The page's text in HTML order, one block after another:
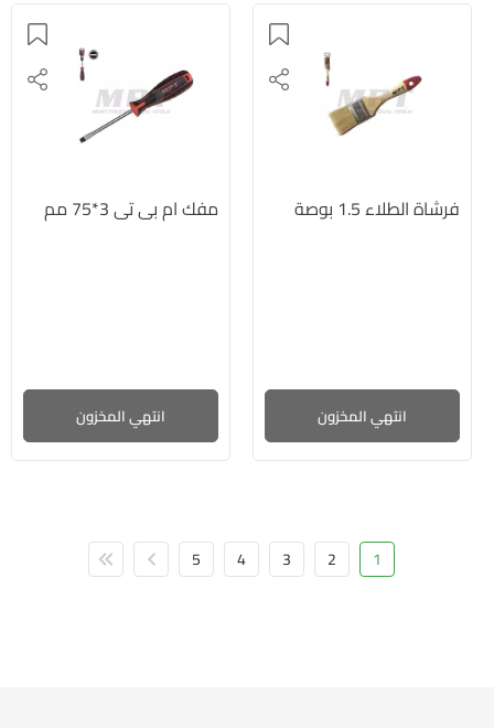
فرشاة الطلاء 1.5 بوصة
انتهي المخزون
مفك ام بى تى 3*75 مم
انتهي المخزون
1
2
3
4
5